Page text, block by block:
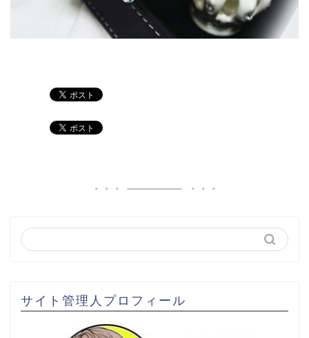
サイト管理人プロフィール